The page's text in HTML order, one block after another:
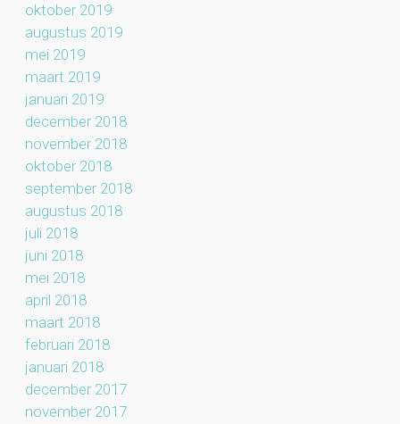
oktober 2019
augustus 2019
mei 2019
maart 2019
januari 2019
december 2018
november 2018
oktober 2018
september 2018
augustus 2018
juli 2018
juni 2018
mei 2018
april 2018
maart 2018
februari 2018
januari 2018
december 2017
november 2017